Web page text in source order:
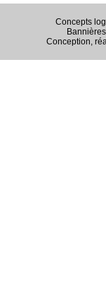
Concepts
Conception,